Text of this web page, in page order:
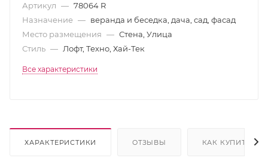
Артикул — 78064 R
Назначение — веранда и беседка, дача, сад, фасад
Место размещения — Стена, Улица
Стиль — Лофт, Техно, Хай-Тек
Все характеристики
ХАРАКТЕРИСТИКИ ОТЗЫВЫ КАК КУПИТЬ